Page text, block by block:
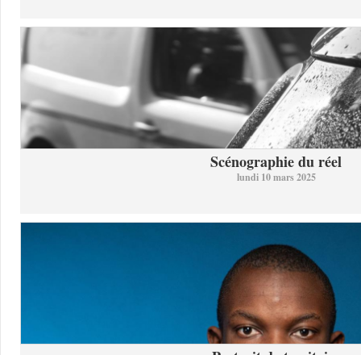
Scénographie du réel
lundi 10 mars 2025